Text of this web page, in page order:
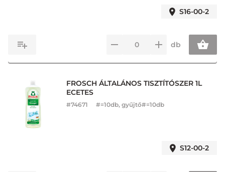
S16-00-2
db
FROSCH ÁLTALÁNOS TISZTÍTÓSZER 1L
ECETES
#74671 #=10db, gyűjtő#=10db
S12-00-2